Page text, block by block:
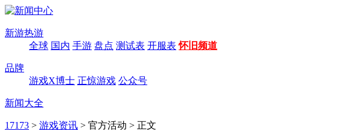
新游热游
全球 国内 手游 盘点 测试表 开服表 怀旧频道
品牌
游戏X博士 正惊游戏 公众号
新闻大全
17173 > 游戏资讯 > 官方活动 > 正文